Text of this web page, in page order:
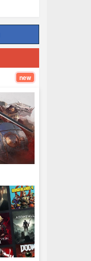
new